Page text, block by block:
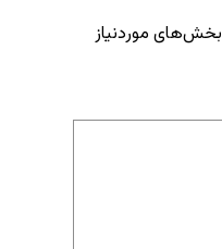
بخش‌های موردنیاز